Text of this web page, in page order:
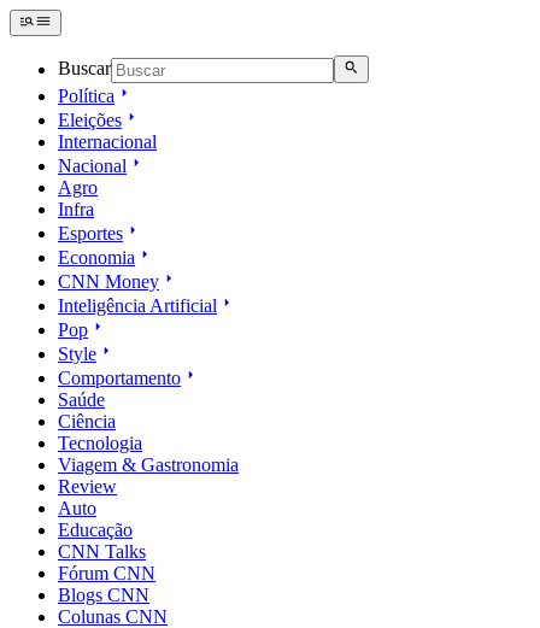
Buscar
Política
Eleições
Internacional
Nacional
Agro
Infra
Esportes
Economia
CNN Money
Inteligência Artificial
Pop
Style
Comportamento
Saúde
Ciência
Tecnologia
Viagem & Gastronomia
Review
Auto
Educação
CNN Talks
Fórum CNN
Blogs CNN
Colunas CNN